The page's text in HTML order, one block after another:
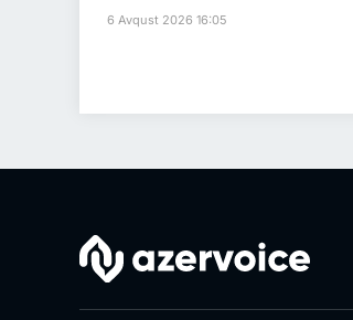
6 Avqust 2026 16:05